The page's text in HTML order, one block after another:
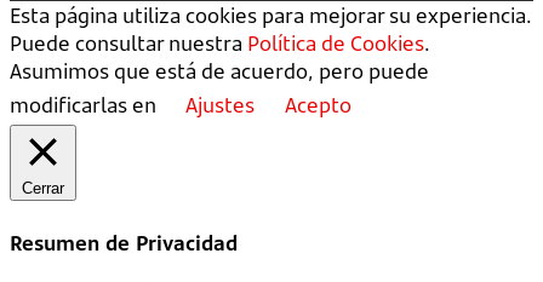
Esta página utiliza cookies para mejorar su experiencia.
Puede consultar nuestra Política de Cookies.
Asumimos que está de acuerdo, pero puede
modificarlas en
Ajustes Acepto
Cerrar
Resumen de Privacidad